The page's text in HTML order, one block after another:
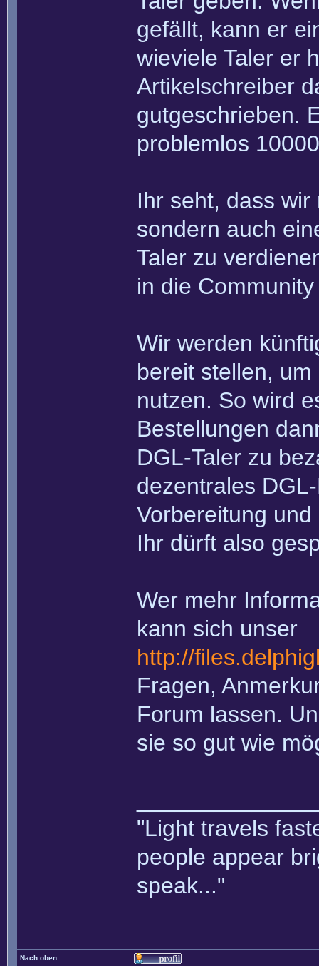
gefällt, kann er
wieviele Taler er
Artikelschreiber
gutgeschrieben.
problemlos
Ihr seht, dass
sondern auch
Taler zu
in die
Wir werden
bereit stellen,
nutzen. So wird
Bestellungen
DGL-Taler zu
dezentrales
Vorbereitung
Ihr dürft also
Wer mehr
kann sich unser
http://
Fragen,
Forum lassen.
sie so gut wie
"Light travels
people appear
speak..."
Nach oben